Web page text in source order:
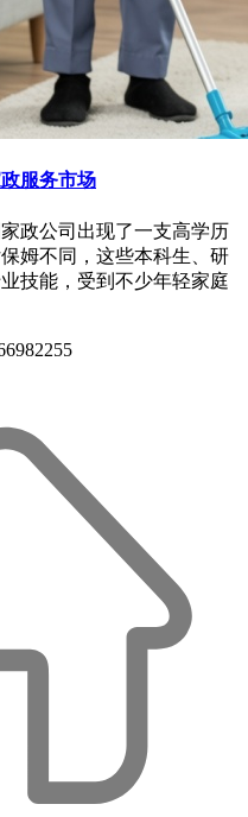
服务市场
政公司出现了一支高学历
姆不同，这些本科生、研
技能，受到不少年轻家庭